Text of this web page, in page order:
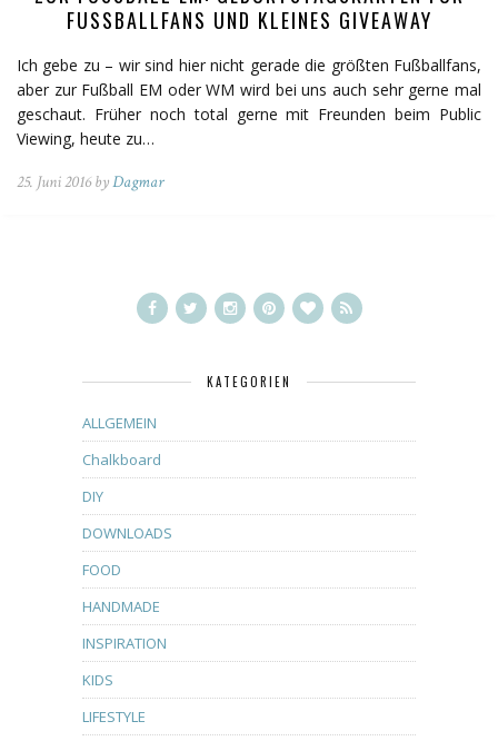
USSBALLFANS UND KLEINES GIVEAWAY
Ich gebe zu – wir sind hier nicht gerade die größten Fußballfans,
aber zur Fußball EM oder WM wird bei uns auch sehr gerne mal
geschaut. Früher noch total gerne mit Freunden beim Public
Viewing, heute zu…
25. Juni 2016 byDagmar
KATEGORIEN
ALLGEMEIN
Chalkboard
DIY
DOWNLOADS
FOOD
HANDMADE
INSPIRATION
KIDS
LIFESTYLE